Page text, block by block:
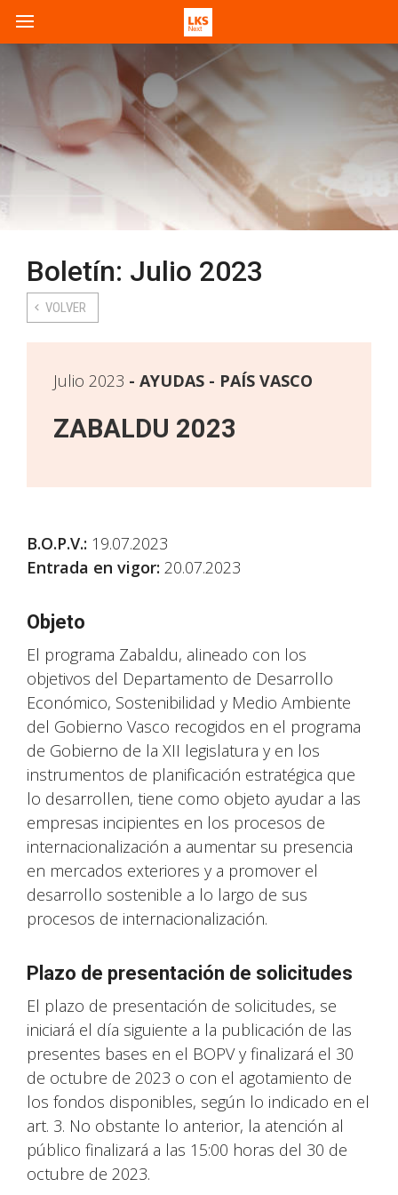
Boletín: Julio 2023
VOLVER
Julio 2023 AYUDAS - PAÍS VASCO
ZABALDU 2023
B.O.P.V.: 19.07.2023
Entrada en vigor: 20.07.2023
Objeto
El programa Zabaldu, alineado con los
objetivos del Departamento de Desarrollo
Económico, Sostenibilidad y Medio Ambiente
del Gobierno Vasco recogidos en el programa
de Gobierno de la XII legislatura y en los
instrumentos de planificación estratégica que
lo desarrollen, tiene como objeto ayudar a las
empresas incipientes en los procesos de
internacionalización a aumentar su presencia
en mercados exteriores y a promover el
desarrollo sostenible a lo largo de sus
procesos de internacionalización.
Plazo de presentación de solicitudes
El plazo de presentación de solicitudes, se
iniciará el día siguiente a la publicación de las
presentes bases en el BOPV y finalizará el 30
de octubre de 2023 o con el agotamiento de
los fondos disponibles, según lo indicado en el
art. 3. No obstante lo anterior, la atención al
público finalizará a las 15:00 horas del 30 de
octubre de 2023.